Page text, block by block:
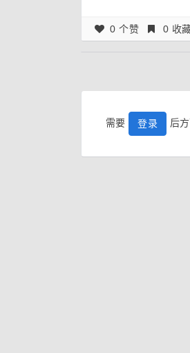
0 个赞 0 收
需要 登录 后